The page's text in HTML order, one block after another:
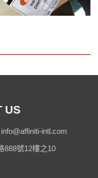
US
info@affiniti-intl.com
888號12樓之10